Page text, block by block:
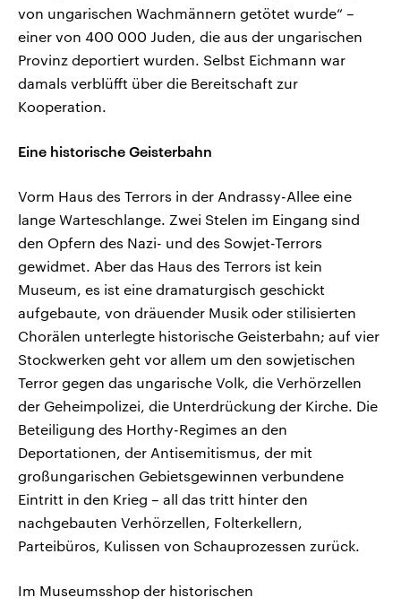
von ungarischen Wachmännern getötet wurde“ –
einer von 400 000 Juden, die aus der ungarischen
Provinz deportiert wurden. Selbst Eichmann war
damals verblüfft über die Bereitschaft zur
Kooperation.
Eine historische Geisterbahn
Vorm Haus des Terrors in der Andrassy-Allee eine
lange Warteschlange. Zwei Stelen im Eingang sind
den Opfern des Nazi- und des Sowjet-Terrors
gewidmet. Aber das Haus des Terrors ist kein
Museum, es ist eine dramaturgisch geschickt
aufgebaute, von dräuender Musik oder stilisierten
Chorälen unterlegte historische Geisterbahn; auf vier
Stockwerken geht vor allem um den sowjetischen
Terror gegen das ungarische Volk, die Verhörzellen
der Geheimpolizei, die Unterdrückung der Kirche. Die
Beteiligung des Horthy-Regimes an den
Deportationen, der Antisemitismus, der mit
großungarischen Gebietsgewinnen verbundene
Eintritt in den Krieg – all das tritt hinter den
nachgebauten Verhörzellen, Folterkellern,
Parteibüros, Kulissen von Schauprozessen zurück.
Im Museumsshop der historischen